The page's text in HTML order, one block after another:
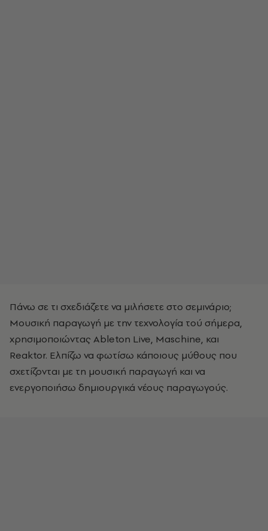
Πάνω σε τι σχεδιάζετε να μιλήσετε στο σεμινάριο;
Μουσική παραγωγή με την τεχνολογία τού σήμερα,
χρησιμοποιώντας Ableton Live, Maschine, και
Reaktor. Ελπίζω να φωτίσω κάποιους μύθους που
σχετίζονται με τη μουσική παραγωγή και να
ενεργοποιήσω δημιουργικά νέους παραγωγούς.